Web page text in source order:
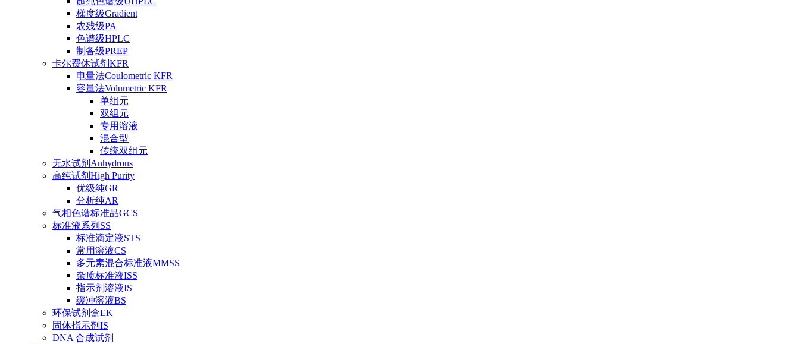
梯度级Gradient
农残级PA
色谱级HPLC
制备级PREP
卡尔费休试剂KFR
电量法Coulometric KFR
容量法Volumetric KFR
单组元
双组元
专用溶液
混合型
传统双组元
无水试剂Anhydrous
高纯试剂High Purity
优级纯GR
分析纯AR
气相色谱标准品GCS
标准液系列SS
标准滴定液STS
常用溶液CS
多元素混合标准液MMSS
杂质标准液ISS
指示剂溶液IS
缓冲溶液BS
环保试剂盒EK
固体指示剂IS
DNA 合成试剂